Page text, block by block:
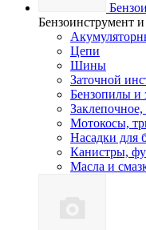
Бензоинструмент
Цепи
Шины
Заточной
Бензопилы и
Мотокосы,
Насадки для
Канистры,
Масла и